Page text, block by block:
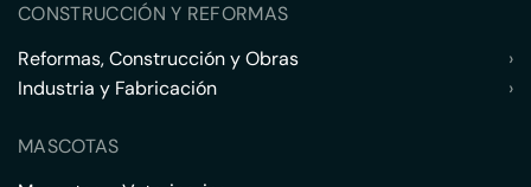
CONSTRUCCIÓN Y REFORMAS
Reformas, Construcción y Obras
›
Industria y Fabricación
›
MASCOTAS